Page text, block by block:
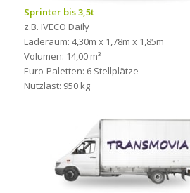
Sprinter bis 3,5t
z.B. IVECO Daily
Laderaum: 4,30m x 1,78m x 1,85m
Volumen: 14,00 m³
Euro-Paletten: 6 Stellplätze
Nutzlast: 950 kg